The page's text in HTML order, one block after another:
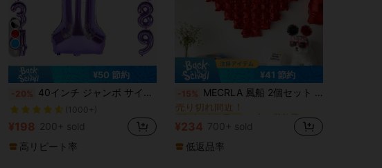
¥50 節約
-20% 40インチ ジャンボ サイズ 紫色の数字フォイルバルーン 1個 誕生日、記念日、パーティーの装飾に
(1000+)
¥198
200+ sold
高リピート率
¥41 節約
-15% MECRLA 風船 2個セット プラスチック製 ロマンチック熱デザインパーティーの装飾風船 バースデー用
#6 ベストセラー に 赤い 装飾用バルーン
売り切れ間近！
#6 ベストセラー
売り切れ間近！
#6 ベストセラー
売り切れ間近！
#6 ベストセラー に 赤い 装飾用バルーン
売り切れ間近！
¥234
700+ sold
低返品率